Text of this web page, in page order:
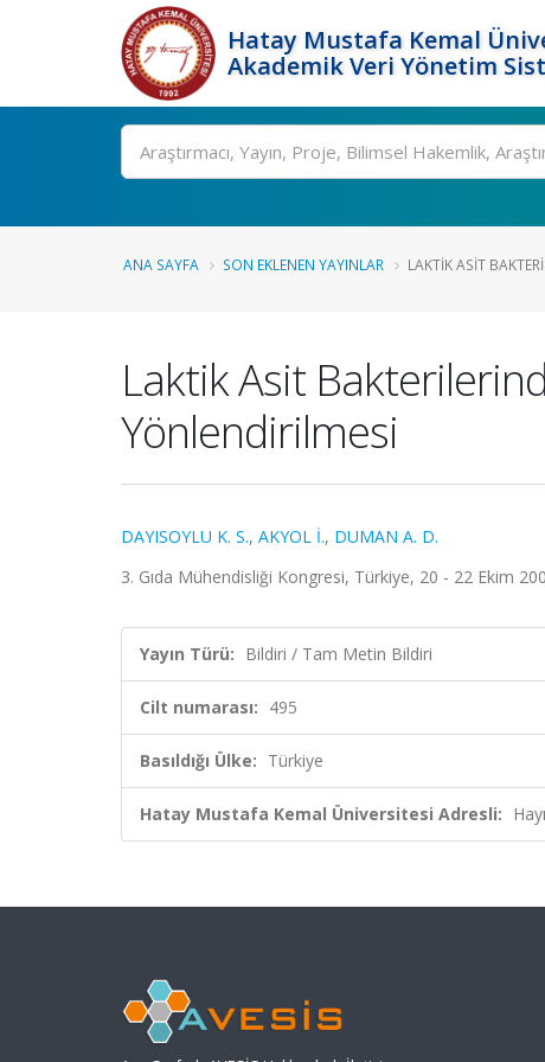
Hatay Mustafa Kemal
Akademik Veri Yönetim
Ara
ANA SAYFA SON EKLENEN YAYINLAR LAKTIK ASIT
Laktik Asit
Yönlendirilmesi
DAYISOYLU K. S., AKYOL İ., DUMAN A. D.
3. Gıda Mühendisliği Kongresi, Türkiye, 20 - 22 Ekim
Yayın Türü: Bildiri / Tam Metin Bildiri
Cilt numarası: 495
Basıldığı Ülke: Türkiye
Hatay Mustafa Kemal Üniversitesi Adresli: